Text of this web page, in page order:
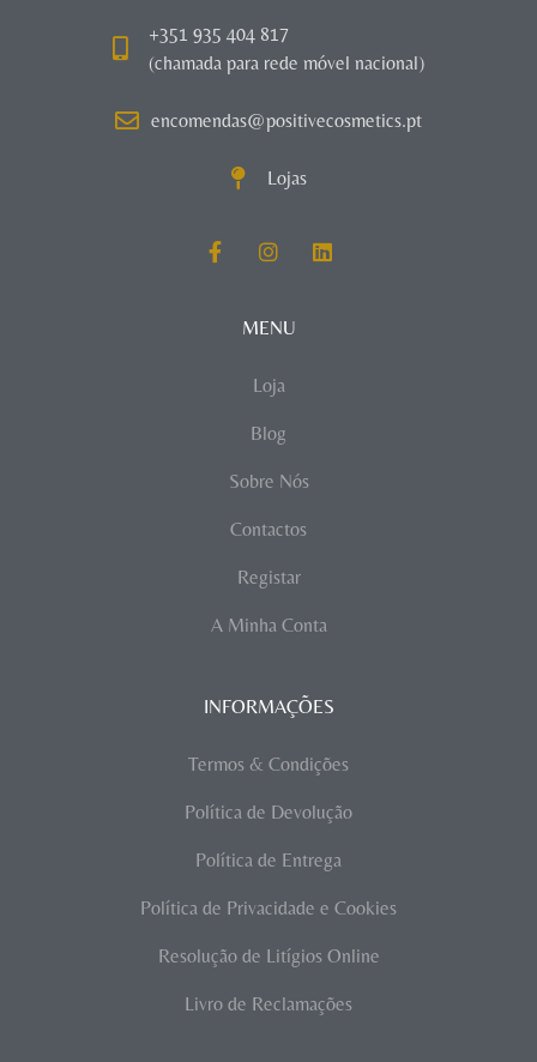
+351 935 404 817
(chamada para rede móvel nacional)
encomendas@positivecosmetics.pt
Lojas
MENU
Loja
Blog
Sobre Nós
Contactos
Registar
A Minha Conta
INFORMAÇÕES
Termos & Condições
Política de Devolução
Política de Entrega
Política de Privacidade e Cookies
Resolução de Litígios Online
Livro de Reclamações